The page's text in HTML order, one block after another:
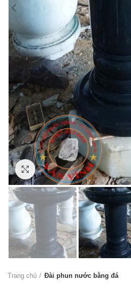
Click to enlarge
Trang chủ Đài phun nước bằng đá